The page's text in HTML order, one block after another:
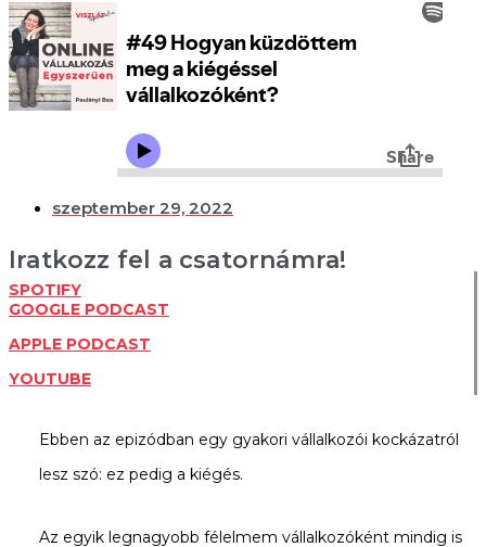
szeptember 29, 2022
Iratkozz fel a csatornámra!
SPOTIFY
GOOGLE PODCAST
APPLE PODCAST
YOUTUBE
Ebben az epizódban egy gyakori vállalkozói kockázatról
lesz szó: ez pedig a kiégés.
Az egyik legnagyobb félelmem vállalkozóként mindig is